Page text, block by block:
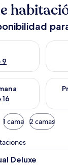
9
para hoy
para este
1 cama 2 camas
Un
Deluxe